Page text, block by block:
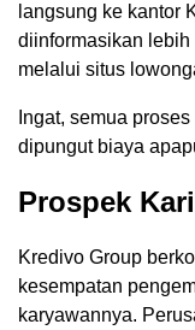
langsung ke kantor
diinformasikan
melalui situs
Ingat, semua
dipungut biaya
Prospek
Kredivo Group
kesempatan
karyawannya.